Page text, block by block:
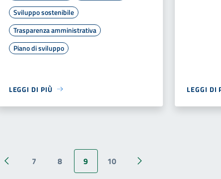
Sviluppo sostenibile
Trasparenza amministrativa
Piano di sviluppo
LEGGI DI PIÙ LEGGI DI
Pagina precedente
7 8 9 10
Pagina successiva